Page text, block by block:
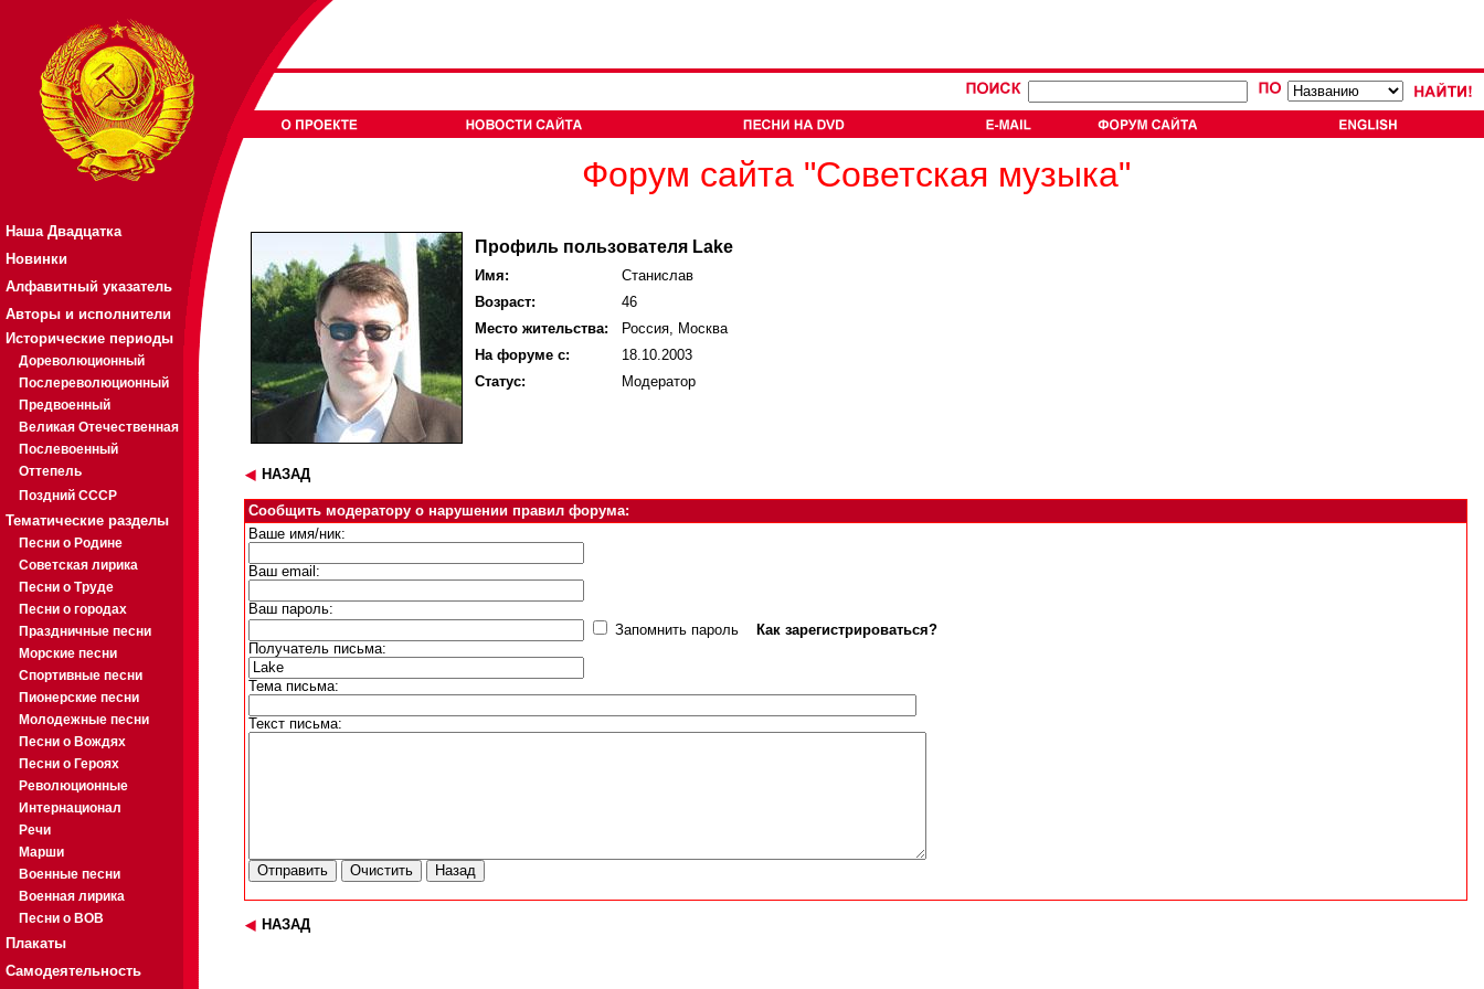
Наша Двадцатка
Новинки
Алфавитный указатель
Авторы и исполнители
Исторические периоды
Дореволюционный
Послереволюционный
Предвоенный
Великая Отечественная
Послевоенный
Оттепель
Поздний СССР
Тематические разделы
Песни о Родине
Советская лирика
Песни о Труде
Песни о городах
Праздничные песни
Морские песни
Спортивные песни
Пионерские песни
Молодежные песни
Песни о Вождях
Песни о Героях
Революционные
Интернационал
Речи
Марши
Военные песни
Военная лирика
Песни о ВОВ
Плакаты
Самодеятельность
Форум сайта "Советская музыка"
Профиль пользователя Lake
Имя:
Станислав
Возраст:
46
Место жительства:
Россия, Москва
На форуме с:
18.10.2003
Статус:
Модератор
НАЗАД
Сообщить модератору о нарушении правил форума:
Ваше имя/ник:
Ваш email:
Ваш пароль:
Запомнить пароль
Как зарегистрироваться?
Получатель письма:
Тема письма:
Текст письма:
НАЗАД